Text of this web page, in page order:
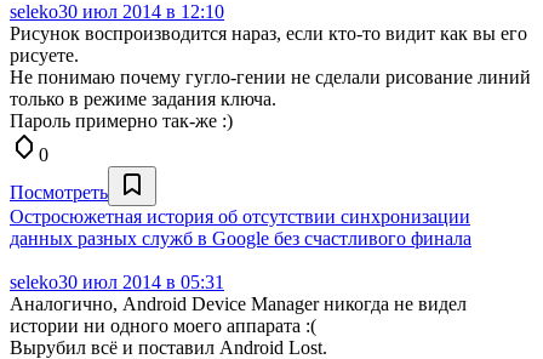
seleko30 июл 2014 в 12:10
Рисунок воспроизводится нараз, если кто-то видит как вы его
рисуете.
Не понимаю почему гугло-гении не сделали рисование линий
только в режиме задания ключа.
Пароль примерно так-же :)
0
Посмотреть
Остросюжетная история об отсутствии синхронизации
данных разных служб в Google без счастливого финала
seleko30 июл 2014 в 05:31
Аналогично, Android Device Manager никогда не видел
истории ни одного моего аппарата :(
Вырубил всё и поставил Android Lost.